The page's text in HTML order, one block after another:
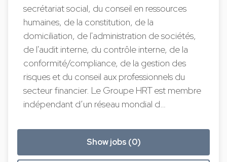
secrétariat social, du conseil en ressources
humaines, de la constitution, de la
domiciliation, de l'administration de sociétés,
de l'audit interne, du contrôle interne, de la
conformité/compliance, de la gestion des
risques et du conseil aux professionnels du
secteur financier. Le Groupe HRT est membre
indépendant d’un réseau mondial d…
Show jobs (0)